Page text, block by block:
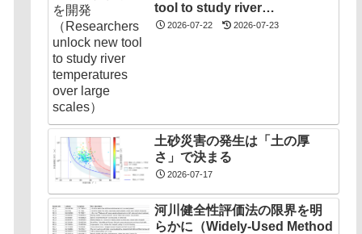
tool to study river
temperatures over large
2026-07-22 2026-07-23
土砂災害の発生は「土の厚
さ」で決まる
2026-07-17
河川健全性評価法の限界を明
らかに（Widely-Used Method